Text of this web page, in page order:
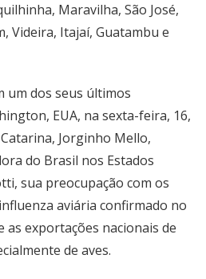
Maravilha, São José,
Videira, Itajaí, Guatambu e
um dos seus últimos
EUA, na sexta-feira, 16,
Jorginho Mello,
do Brasil nos Estados
sua preocupação com os
aviária confirmado no
as exportações nacionais de
de aves.